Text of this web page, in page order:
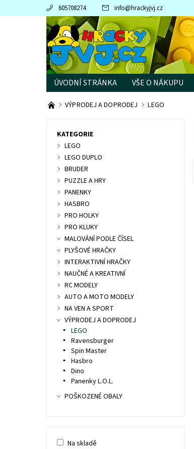
605708274 info@hrackyjvj.cz
ÚVODNÍ STRÁNKA VŠE O NÁKUPU
PRODÁVANÉ ZNAČKY
VÝPRODEJ A DOPRODEJ LEGO
KATEGORIE
LEGO
LEGO DUPLO
BRUDER
PUZZLE A HRY
PANENKY
HASBRO
PRO HOLKY
PRO KLUKY
MALOVÁNÍ PODLE ČÍSEL
PLYŠOVÉ HRAČKY
INTERAKTIVNÍ HRAČKY
NAUČNÉ A KREATIVNÍ
RC MODELY
AUTO A MOTO MODELY
NA VEN A SPORT
VÝPRODEJ A DOPRODEJ
LEGO
Ravensburger
Spin Master
Hasbro
Dino
Panenky L.O.L.
POŠKOZENÉ OBALY
Na skladě